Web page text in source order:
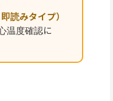
読みタイプ）
温度確認に